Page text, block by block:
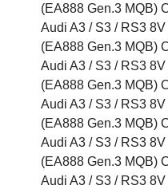
(EA888 Gen.3 MQB)
Audi A3 / S3 / RS3 8V |
(EA888 Gen.3 MQB)
Audi A3 / S3 / RS3 8V |
(EA888 Gen.3 MQB)
Audi A3 / S3 / RS3 8V |
(EA888 Gen.3 MQB)
Audi A3 / S3 / RS3 8V |
(EA888 Gen.3 MQB)
Audi A3 / S3 / RS3 8V |